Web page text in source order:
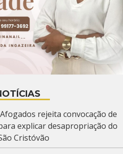
rejeita convocação de
explicar desapropriação do
Cristóvão